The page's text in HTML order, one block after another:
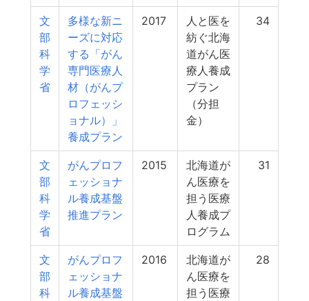
文
部
科
学
省
多様な新ニ
ーズに対応
する「がん
専門医療人
材（がんプ
ロフェッシ
ョナル）」
養成プラン
2017
人と医を
紡ぐ北海
道がん医
療人養成
プラン
（分担
金）
34
文
部
科
学
省
がんプロフ
ェッショナ
ル養成基盤
推進プラン
2015
北海道が
ん医療を
担う医療
人養成プ
ログラム
31
文
部
科
がんプロフ
ェッショナ
ル養成基盤
2016
北海道が
ん医療を
担う医療
28